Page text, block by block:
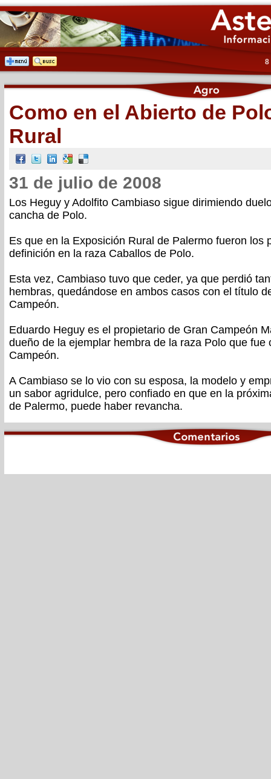
8
Como en el Abierto de
Rural
31 de julio de 2008
Los Heguy y Adolfito Cambiaso sigue dirimiendo
cancha de Polo.
Es que en la Exposición Rural de Palermo fueron los
definición en la raza Caballos de Polo.
Esta vez, Cambiaso tuvo que ceder, ya que perdió
hembras, quedándose en ambos casos con el título
Campeón.
Eduardo Heguy es el propietario de Gran Campeón
dueño de la ejemplar hembra de la raza Polo que fue
Campeón.
A Cambiaso se lo vio con su esposa, la modelo y
un sabor agridulce, pero confiado en que en la
de Palermo, puede haber revancha.